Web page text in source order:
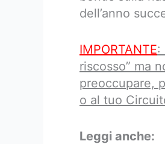
dell’anno
IMPORTANTE:
riscosso” ma
preoccupare,
o al tuo
Leggi anche: